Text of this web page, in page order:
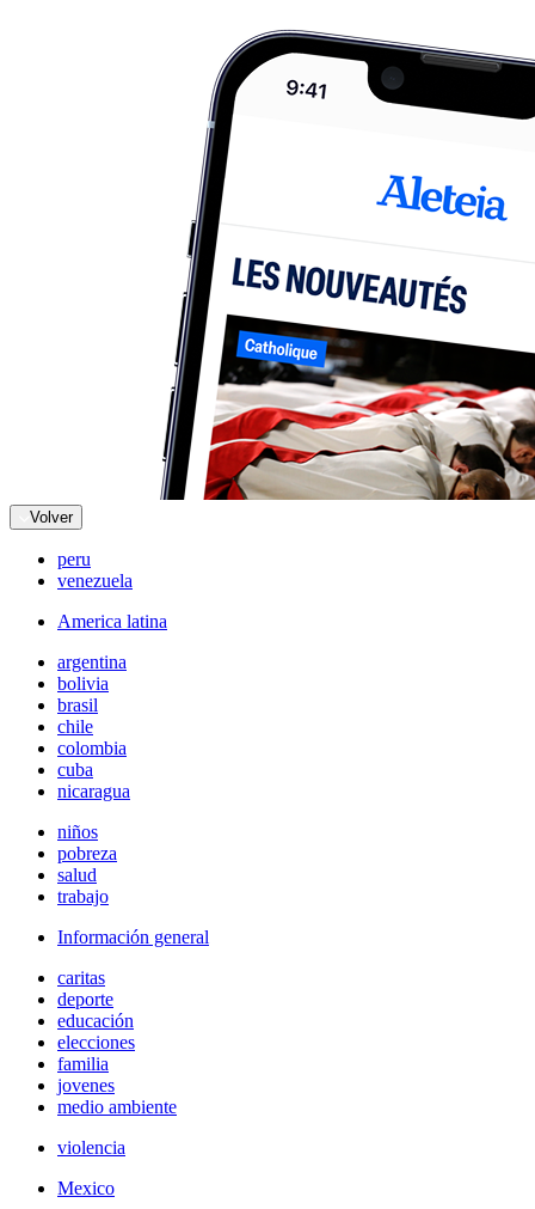
Volver
peru
venezuela
America latina
argentina
bolivia
brasil
chile
colombia
cuba
nicaragua
niños
pobreza
salud
trabajo
Información general
caritas
deporte
educación
elecciones
familia
jovenes
medio ambiente
violencia
Mexico